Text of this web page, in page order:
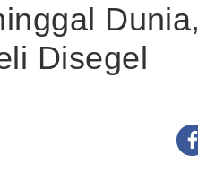
Dunia,
Disegel